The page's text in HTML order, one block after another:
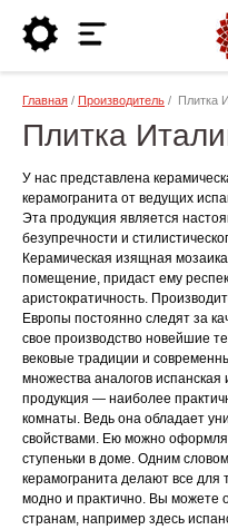
Главная / Производитель / Плитка
Плитка
У нас представлена
керамогранита от ведущих
Эта продукция является
безупречности и
Керамическая изящная
помещение, придаст ему
аристократичность.
Европы постоянно следят за
свое производство новейшие
вековые традиции и
множества аналогов испанская
продукция — наиболее
комнаты. Ведь она обладает
свойствами. Ею можно
ступеньки в доме. Одним
керамогранита делают все
модно и практично. Вы можете
странам, например здесь